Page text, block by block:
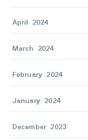
April 2024
March 2024
February 2024
January 2024
December 2023